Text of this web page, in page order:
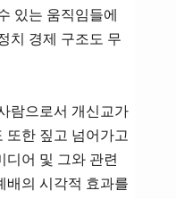
있는 움직임들에
치 경제 구조도 무
람으로서 개신교가
또한 짚고 넘어가고
디어 및 그와 관련
배의 시각적 효과를